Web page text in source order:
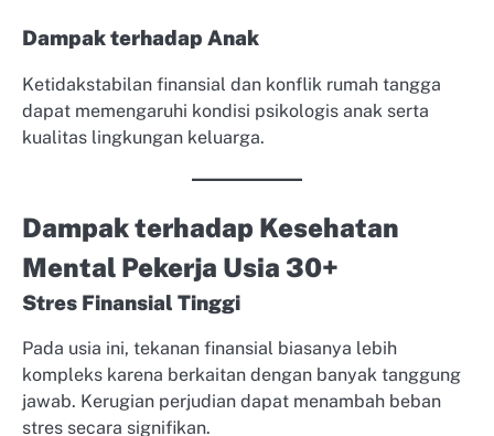
Dampak terhadap Anak
Ketidakstabilan finansial dan konflik rumah tangga
dapat memengaruhi kondisi psikologis anak serta
kualitas lingkungan keluarga.
Dampak terhadap Kesehatan
Mental Pekerja Usia 30+
Stres Finansial Tinggi
Pada usia ini, tekanan finansial biasanya lebih
kompleks karena berkaitan dengan banyak tanggung
jawab. Kerugian perjudian dapat menambah beban
stres secara signifikan.